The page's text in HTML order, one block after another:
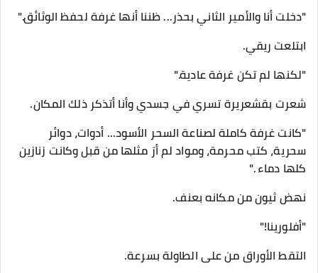
"دخلت أنا والأمير الثاني بحذر... ظننا أنها غرفة لحفظ الوثائق."
ابتلعت ريقي.
"لكنها لم تكن غرفة عادية."
شعرت بقشعريرة تسري في جسدي وأنا أتذكر ذلك المكان.
"كانت غرفة كاملة لصناعة السحر الأسود... أدوات، دوائر
سحرية، كتب محرمة، ومواد لم أرَ مثلها من قبل وكانت زنازين
كلها دماء ."
نهض ثيون من مكانه بعنف.
"أفلورينا!"
التقط الأوراق من على الطاولة بسرعة.